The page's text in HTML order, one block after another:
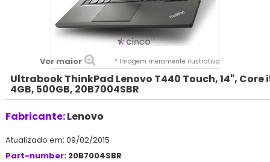
Ver maior * Imagem meramente ilustrativa
Ultrabook ThinkPad Lenovo T440 Touch, 14", Core
4GB, 500GB, 20B7004SBR
Fabricante:Lenovo
Atualizado em: 09/02/2015
Part-number: 20B7004SBR